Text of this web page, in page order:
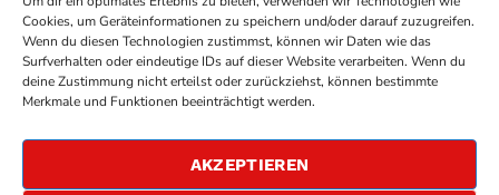
Cookies, um Geräteinformationen zu speichern und/oder darauf zuzugreifen.
Wenn du diesen Technologien zustimmst, können wir Daten wie das
Surfverhalten oder eindeutige IDs auf dieser Website verarbeiten. Wenn du
deine Zustimmung nicht erteilst oder zurückziehst, können bestimmte
Merkmale und Funktionen beeinträchtigt werden.
AKZEPTIEREN
COPYRIGHTANTENNE BAD KREUZNACH